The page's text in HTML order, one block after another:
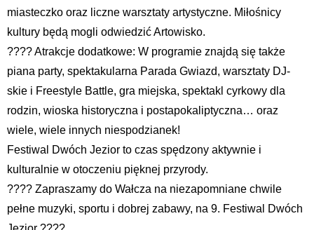
miasteczko oraz liczne warsztaty artystyczne. Miłośnicy
kultury będą mogli odwiedzić Artowisko.
???? Atrakcje dodatkowe: W programie znajdą się także
piana party, spektakularna Parada Gwiazd, warsztaty DJ-
skie i Freestyle Battle, gra miejska, spektakl cyrkowy dla
rodzin, wioska historyczna i postapokaliptyczna… oraz
wiele, wiele innych niespodzianek!
Festiwal Dwóch Jezior to czas spędzony aktywnie i
kulturalnie w otoczeniu pięknej przyrody.
???? Zapraszamy do Wałcza na niezapomniane chwile
pełne muzyki, sportu i dobrej zabawy, na 9. Festiwal Dwóch